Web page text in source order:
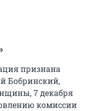
признана
Бобринский,
7 декабря
комиссии